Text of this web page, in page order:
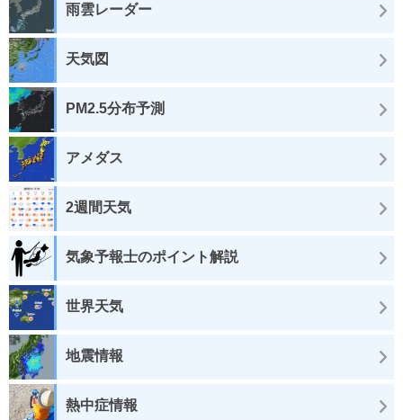
雨雲レーダー
天気図
PM2.5分布予測
アメダス
2週間天気
気象予報士のポイント解説
世界天気
地震情報
熱中症情報